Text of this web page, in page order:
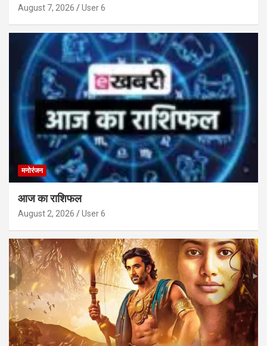
August 7, 2026 User 6
मनोरंजन
आज का राशिफल
August 2, 2026 User 6